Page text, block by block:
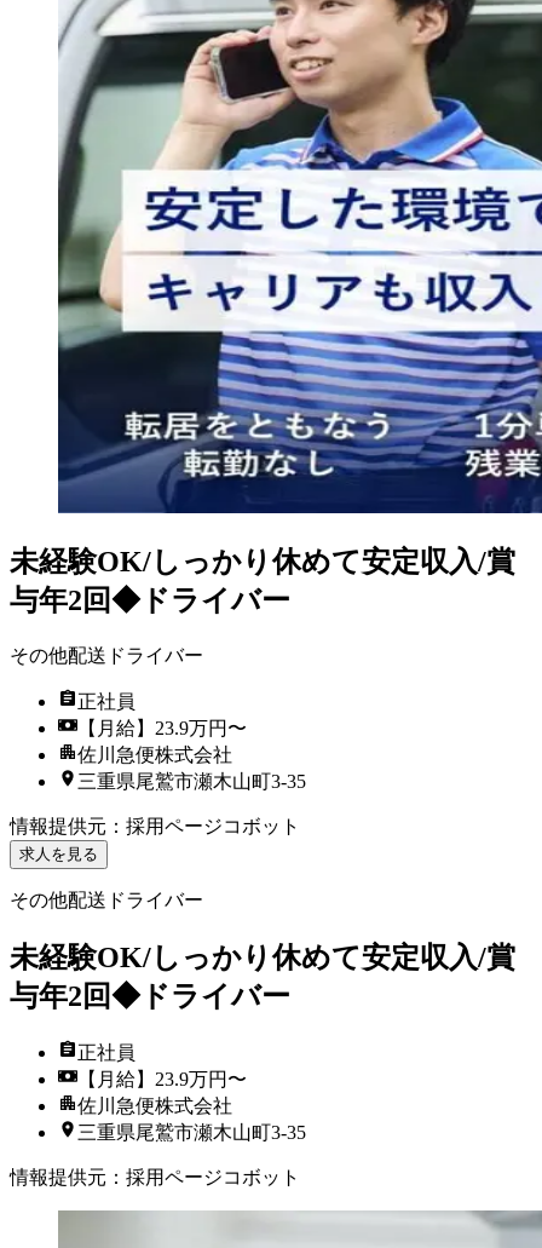
未経験OK/しっかり休めて安定収入/賞
与年2回◆ドライバー
その他配送ドライバー
正社員
【月給】23.9万円〜
佐川急便株式会社
三重県尾鷲市瀬木山町3-35
情報提供元 ： 採用ページコボット
求人を見る
その他配送ドライバー
未経験OK/しっかり休めて安定収入/賞
与年2回◆ドライバー
正社員
【月給】23.9万円〜
佐川急便株式会社
三重県尾鷲市瀬木山町3-35
情報提供元 ： 採用ページコボット